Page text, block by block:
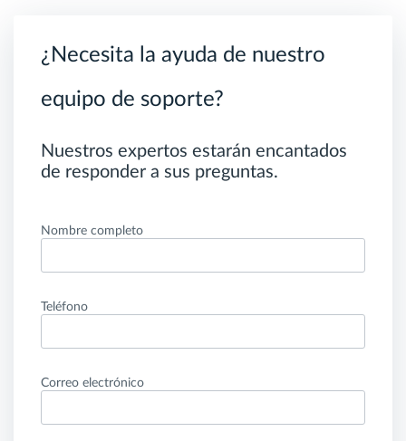
¿Necesita la ayuda de nuestro
equipo de soporte?
Nuestros expertos estarán encantados
de responder a sus preguntas.
Nombre completo
Teléfono
Correo electrónico